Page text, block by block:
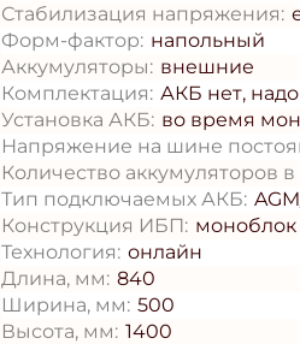
Стабилизация напряжения:
Форм-фактор: напольный
Аккумуляторы: внешние
Комплектация: АКБ нет,
Установка АКБ: во время
Напряжение на шине
Количество аккумуляторов в
Тип подключаемых АКБ:
Конструкция ИБП: моноблок
Технология: онлайн
Длина, мм: 840
Ширина, мм: 500
Высота, мм: 1400